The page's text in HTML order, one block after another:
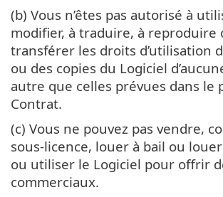
(b) Vous n’êtes pas autorisé à
modifier, à traduire, à reproduire
transférer les droits d’utilisation
ou des copies du Logiciel
autre que celles prévues dans le
Contrat.
(c) Vous ne pouvez pas vendre,
sous-licence, louer à bail ou
ou utiliser le Logiciel pour offrir
commerciaux.